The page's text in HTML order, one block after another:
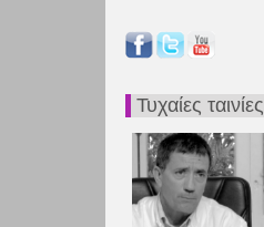
Τυχαίες ταινίες